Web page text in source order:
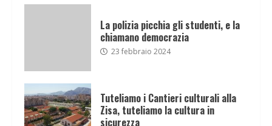
La polizia picchia gli studenti, e la
chiamano democrazia
23 febbraio 2024
Tuteliamo i Cantieri culturali alla
Zisa, tuteliamo la cultura in
sicurezza